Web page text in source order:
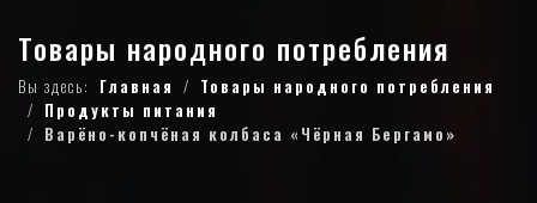
Товары народного потребления
Вы здесь: Главная
Товары народного потребления
Продукты питания
Варёно-копчёная колбаса «Чёрная Бергамо»